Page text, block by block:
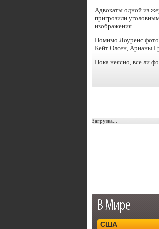
Адвокаты одной из
пригрозили
изображения.
Помимо Лоуренс
Кейт Олсен, Арианы
Пока неясно, все ли
Загрузка...
США